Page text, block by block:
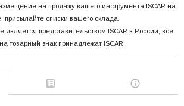
на продажу вашего инструмента ISCAR на
присылайте списки вашего склада.
является представительством ISCAR в России, все
товарный знак принадлежат ISCAR